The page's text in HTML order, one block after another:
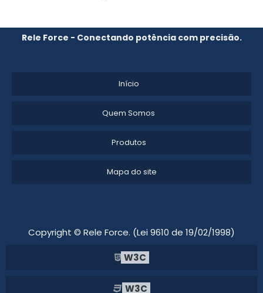
Rele Force - Conectando potência com precisão.
Início
Quem Somos
Produtos
Mapa do site
Copyright © Rele Force. (Lei 9610 de 19/02/1998)
W3C
W3C